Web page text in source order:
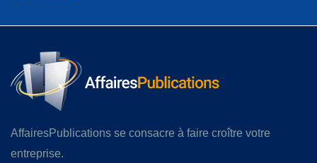
AffairesPublications se consacre à faire croître votre
entreprise.